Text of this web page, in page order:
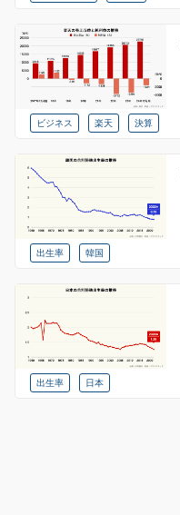
ビジネス 楽天 決算
出生率 韓国
出生率 日本